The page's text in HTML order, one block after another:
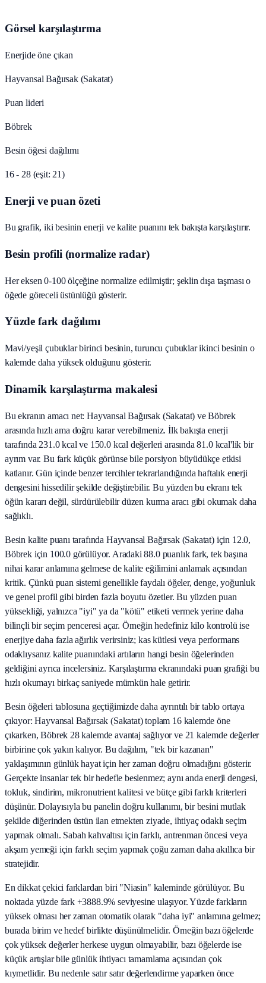
Görsel karşılaştırma
Enerjide öne çıkan
Hayvansal Bağırsak (Sakatat)
Puan lideri
Böbrek
Besin öğesi dağılımı
16 - 28 (eşit: 21)
Enerji ve puan özeti
Bu grafik, iki besinin enerji ve kalite puanını tek bakışta karşılaştırır.
Besin profili (normalize radar)
Her eksen 0-100 ölçeğine normalize edilmiştir; şeklin dışa taşması o
öğede göreceli üstünlüğü gösterir.
Yüzde fark dağılımı
Mavi/yeşil çubuklar birinci besinin, turuncu çubuklar ikinci besinin o
kalemde daha yüksek olduğunu gösterir.
Dinamik karşılaştırma makalesi
Bu ekranın amacı net: Hayvansal Bağırsak (Sakatat) ve Böbrek
arasında hızlı ama doğru karar verebilmeniz. İlk bakışta enerji
tarafında 231.0 kcal ve 150.0 kcal değerleri arasında 81.0 kcal'lik bir
ayrım var. Bu fark küçük görünse bile porsiyon büyüdükçe etkisi
katlanır. Gün içinde benzer tercihler tekrarlandığında haftalık enerji
dengesini hissedilir şekilde değiştirebilir. Bu yüzden bu ekranı tek
öğün kararı değil, sürdürülebilir düzen kurma aracı gibi okumak daha
sağlıklı.
Besin kalite puanı tarafında Hayvansal Bağırsak (Sakatat) için 12.0,
Böbrek için 100.0 görülüyor. Aradaki 88.0 puanlık fark, tek başına
nihai karar anlamına gelmese de kalite eğilimini anlamak açısından
kritik. Çünkü puan sistemi genellikle faydalı öğeler, denge, yoğunluk
ve genel profil gibi birden fazla boyutu özetler. Bu yüzden puan
yüksekliği, yalnızca "iyi" ya da "kötü" etiketi vermek yerine daha
bilinçli bir seçim penceresi açar. Örneğin hedefiniz kilo kontrolü ise
enerjiye daha fazla ağırlık verirsiniz; kas kütlesi veya performans
odaklıysanız kalite puanındaki artıların hangi besin öğelerinden
geldiğini ayrıca incelersiniz. Karşılaştırma ekranındaki puan grafiği bu
hızlı okumayı birkaç saniyede mümkün hale getirir.
Besin öğeleri tablosuna geçtiğimizde daha ayrıntılı bir tablo ortaya
çıkıyor: Hayvansal Bağırsak (Sakatat) toplam 16 kalemde öne
çıkarken, Böbrek 28 kalemde avantaj sağlıyor ve 21 kalemde değerler
birbirine çok yakın kalıyor. Bu dağılım, "tek bir kazanan"
yaklaşımının günlük hayat için her zaman doğru olmadığını gösterir.
Gerçekte insanlar tek bir hedefle beslenmez; aynı anda enerji dengesi,
tokluk, sindirim, mikronutrient kalitesi ve bütçe gibi farklı kriterleri
düşünür. Dolayısıyla bu panelin doğru kullanımı, bir besini mutlak
şekilde diğerinden üstün ilan etmekten ziyade, ihtiyaç odaklı seçim
yapmak olmalı. Sabah kahvaltısı için farklı, antrenman öncesi veya
akşam yemeği için farklı seçim yapmak çoğu zaman daha akıllıca bir
stratejidir.
En dikkat çekici farklardan biri "Niasin" kaleminde görülüyor. Bu
noktada yüzde fark +3888.9% seviyesine ulaşıyor. Yüzde farkların
yüksek olması her zaman otomatik olarak "daha iyi" anlamına gelmez;
burada birim ve hedef birlikte düşünülmelidir. Örneğin bazı öğelerde
çok yüksek değerler herkese uygun olmayabilir, bazı öğelerde ise
küçük artışlar bile günlük ihtiyacı tamamlama açısından çok
kıymetlidir. Bu nedenle satır satır değerlendirme yaparken önce